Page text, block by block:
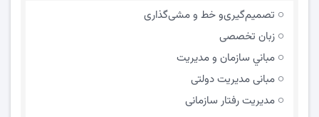
تصمیم‌گیری‌و خط و مشی‌گذاری
زبان تخصصی
مباني سازمان و مديريت
مبانی مدیریت دولتی
مدیریت رفتار سازمانی